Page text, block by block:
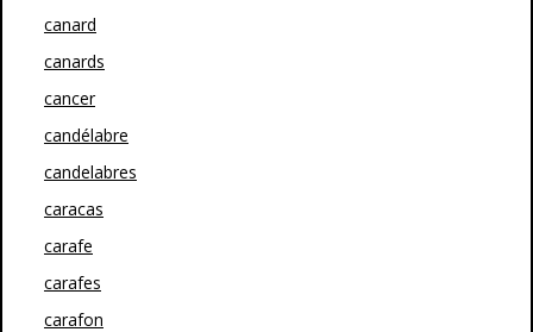
canard
canards
cancer
candélabre
candelabres
caracas
carafe
carafes
carafon